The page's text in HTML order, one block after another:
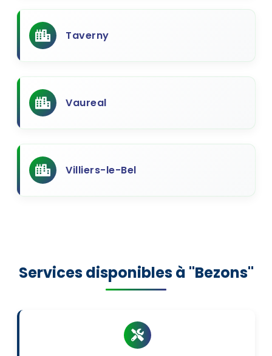
Taverny
Vaureal
Villiers-le-Bel
Services disponibles à "Bezons"